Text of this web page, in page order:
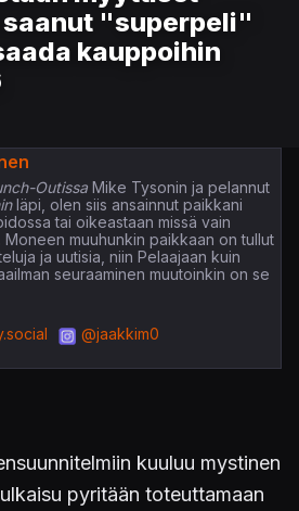
"superpeli"
kauppoihin
OutissaMike Tysonin ja pelannut
läpi, olen siis ansainnut paikkani
tai oikeastaan missä vain
muuhunkin paikkaan on tullut
ja uutisia, niin Pelaajaan kuin
seuraaminen muutoinkin on se
@jaakkim0
kuuluu mystinen
pyritään toteuttamaan